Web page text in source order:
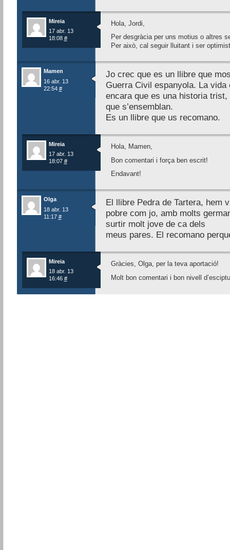
Mireia
17 abr. 13
18:08 #
Hola, Jordi,
Per desgràcia per uns motius o altres
Per això, cal seguir lluitant i ser
Mamen
16 abr. 13
22:54 #
Jo crec que es un llibre que
Guerra Civil espanyola. La
encara que es una historia
que s’ensemblan.
Es un llibre que us recomano.
Mireia
17 abr. 13
18:07 #
Hola, Mamen,
Bon comentari i força ben escrit!
Endavant!
Olga
18 abr. 13
11:17 #
El llibre Pedra de Tartera, hem
pobre com jo, amb molts
surtir molt jove de ca dels
meus pares. El recomano
Mireia
18 abr. 13
16:46 #
Gràcies, Olga, per la teva aportació!
Molt bon comentari i bon nivell